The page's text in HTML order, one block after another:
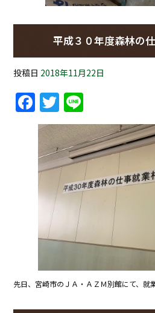
平成３０年度森林の
投稿日 2018年11月22日
Facebook
Twitter
先日、宮崎市のＪＡ・ＡＺＭ別館にて、就